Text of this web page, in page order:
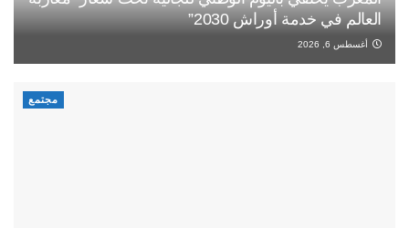
العالم في خدمة أوراش 2030”
أغسطس 6, 2026
مجتمع